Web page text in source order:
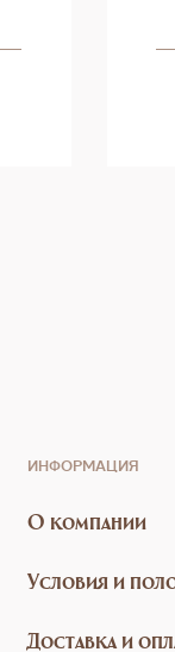
ИНФОРМАЦИЯ
О компании
Условия и
Доставка и